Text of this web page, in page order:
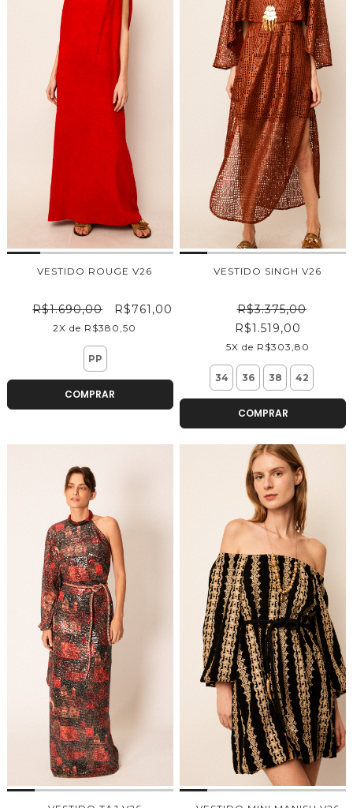
VESTIDO ROUGE V26
R$1.690,00 R$761,00
2X de R$380,50
PP
COMPRAR
VESTIDO SINGH V26
R$3.375,00
R$1.519,00
5X de R$303,80
34 36 38 42
COMPRAR